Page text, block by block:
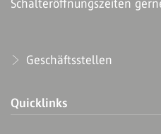
Schalteröffnungszeiten
Geschäftsstellen
Quicklinks